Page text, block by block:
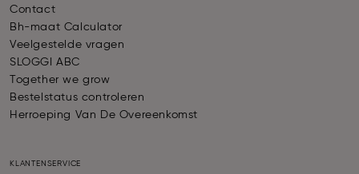
Contact
Bh-maat Calculator
Veelgestelde vragen
SLOGGI ABC
Together we grow
Bestelstatus controleren
Herroeping Van De Overeenkomst
KLANTENSERVICE